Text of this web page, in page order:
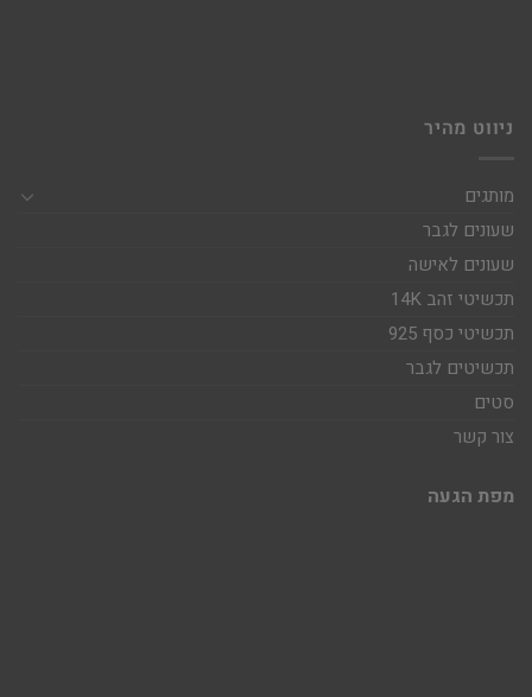
ניווט מהיר
מותגים
שעונים לגבר
שעונים לאישה
תכשיטי זהב 14K
תכשיטי כסף 925
תכשיטים לגבר
סטים
צור קשר
מפת הגעה